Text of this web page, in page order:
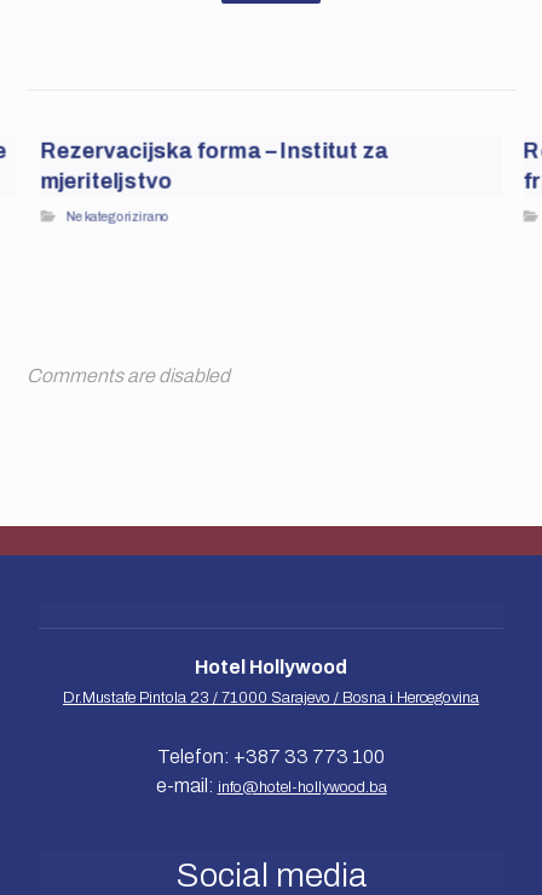
Rezervacijska forma – Institut za
mjeriteljstvo
Nekategorizirano
Comments are disabled
Hotel Hollywood
Dr.Mustafe Pintola 23 / 71000 Sarajevo / Bosna i Hercegovina
Telefon: +387 33 773 100
e-mail: info@hotel-hollywood.ba
Social media